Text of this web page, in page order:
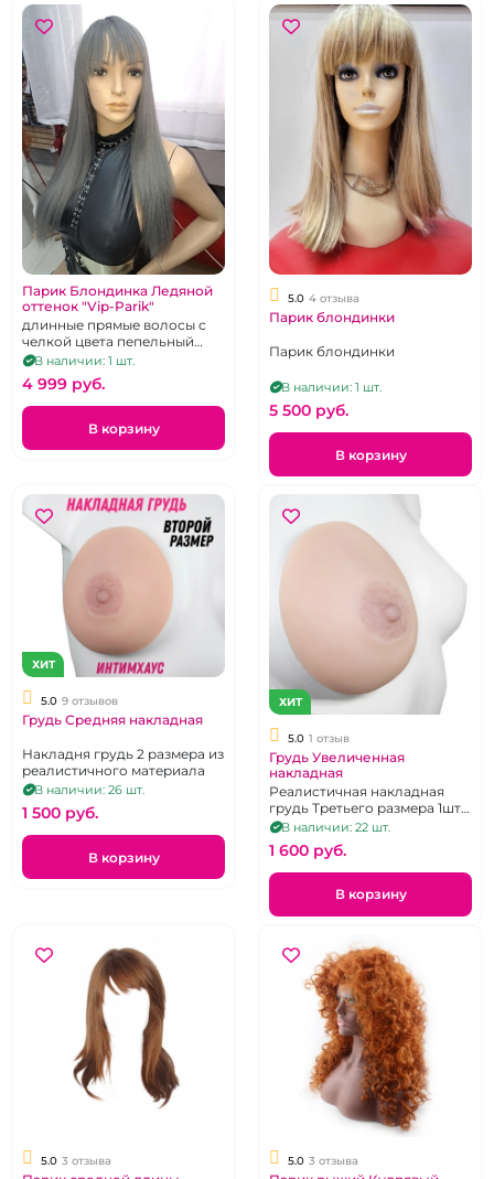
Парик Блондинка Ледяной
оттенок "Vip-Parik"
длинные прямые волосы с
челкой цвета пепельный
блонд, 60см
В наличии: 1 шт.
4 999 pуб.
В корзину
5.0 4 отзыва
Парик блондинки
Парик блондинки
В наличии: 1 шт.
5 500 pуб.
В корзину
ХИТ
5.0 9 отзывов
Грудь Средняя накладная
Накладня грудь 2 размера из
реалистичного материала
В наличии: 26 шт.
1 500 pуб.
В корзину
ХИТ
5.0 1 отзыв
Грудь Увеличенная
накладная
Реалистичная накладная
грудь Третьего размера 1шт.
(С)В наличии: 22 шт.
1 600 pуб.
В корзину
5.0 3 отзыва 5.0 3 отзыва